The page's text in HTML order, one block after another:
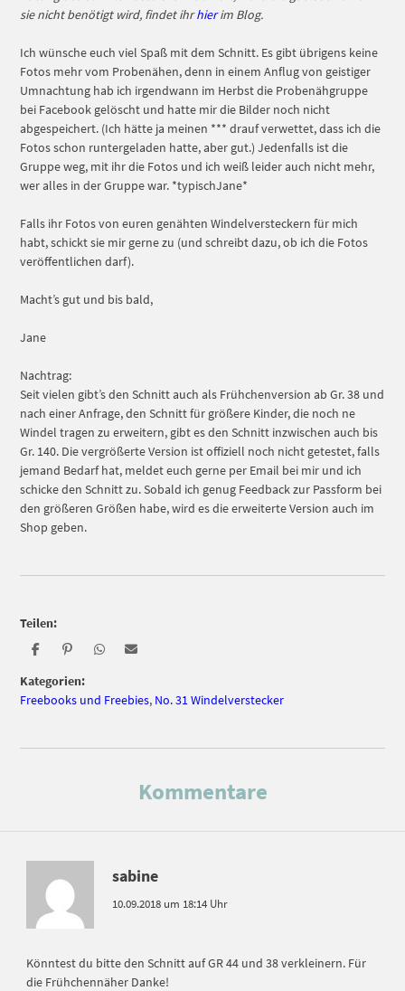
sie nicht benötigt wird, findet ihrhierim Blog.
Ich wünsche euch viel Spaß mit dem Schnitt. Es gibt übrigens keine
Fotos mehr vom Probenähen, denn in einem Anflug von geistiger
Umnachtung hab ich irgendwann im Herbst die Probenähgruppe
bei Facebook gelöscht und hatte mir die Bilder noch nicht
abgespeichert. (Ich hätte ja meinen *** drauf verwettet, dass ich die
Fotos schon runtergeladen hatte, aber gut.) Jedenfalls ist die
Gruppe weg, mit ihr die Fotos und ich weiß leider auch nicht mehr,
wer alles in der Gruppe war. *typischJane*
Falls ihr Fotos von euren genähten Windelversteckern für mich
habt, schickt sie mir gerne zu (und schreibt dazu, ob ich die Fotos
veröffentlichen darf).
Macht’s gut und bis bald,
Jane
Nachtrag:
Seit vielen gibt’s den Schnitt auch als Frühchenversion ab Gr. 38 und
nach einer Anfrage, den Schnitt für größere Kinder, die noch ne
Windel tragen zu erweitern, gibt es den Schnitt inzwischen auch bis
Gr. 140. Die vergrößerte Version ist offiziell noch nicht getestet, falls
jemand Bedarf hat, meldet euch gerne per Email bei mir und ich
schicke den Schnitt zu. Sobald ich genug Feedback zur Passform bei
den größeren Größen habe, wird es die erweiterte Version auch im
Shop geben.
Teilen:
Kategorien:
Freebooks und Freebies, No. 31 Windelverstecker
Kommentare
sabine
10.09.2018 um 18:14 Uhr
Könntest du bitte den Schnitt auf GR 44 und 38 verkleinern. Für
die Frühchennäher Danke!